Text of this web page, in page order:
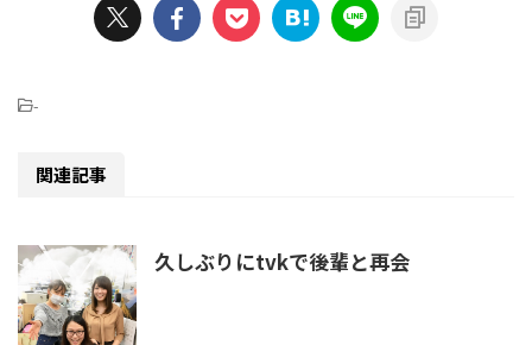
-
関連記事
久しぶりにtvkで後輩と再会